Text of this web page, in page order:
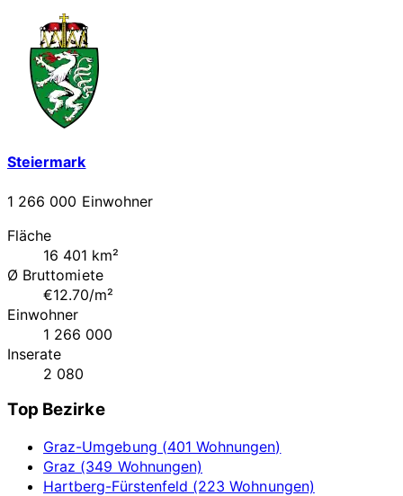
Steiermark
1 266 000 Einwohner
Fläche
16 401 km²
Ø Bruttomiete
€12.70/m²
Einwohner
1 266 000
Inserate
2 080
Top Bezirke
Graz-Umgebung (401 Wohnungen)
Graz (349 Wohnungen)
Hartberg-Fürstenfeld (223 Wohnungen)